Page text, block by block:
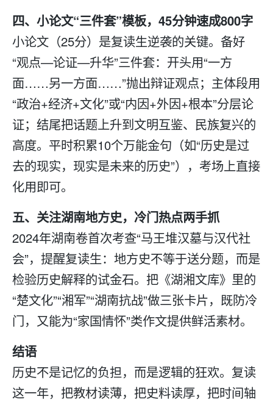
四、小论文“三件套”模板，45分钟速成800字
小论文（25分）是复读生逆袭的关键。备好
“观点—论证—升华”三件套：开头用“一方
面……另一方面……”抛出辩证观点；主体段用
“政治+经济+文化”或“内因+外因+根本”分层论
证；结尾把话题上升到文明互鉴、民族复兴的
高度。平时积累10个万能金句（如“历史是过
去的现实，现实是未来的历史”），考场上直接
化用即可。
五、关注湖南地方史，冷门热点两手抓
2024年湖南卷首次考查“马王堆汉墓与汉代社
会”，提醒复读生：地方史不等于送分题，而是
检验历史解释的试金石。把《湖湘文库》里的
“楚文化”“湘军”“湖南抗战”做三张卡片，既防冷
门，又能为“家国情怀”类作文提供鲜活素材。
结语
历史不是记忆的负担，而是逻辑的狂欢。 复读
这一年，把教材读薄，把史料读厚，把时间轴